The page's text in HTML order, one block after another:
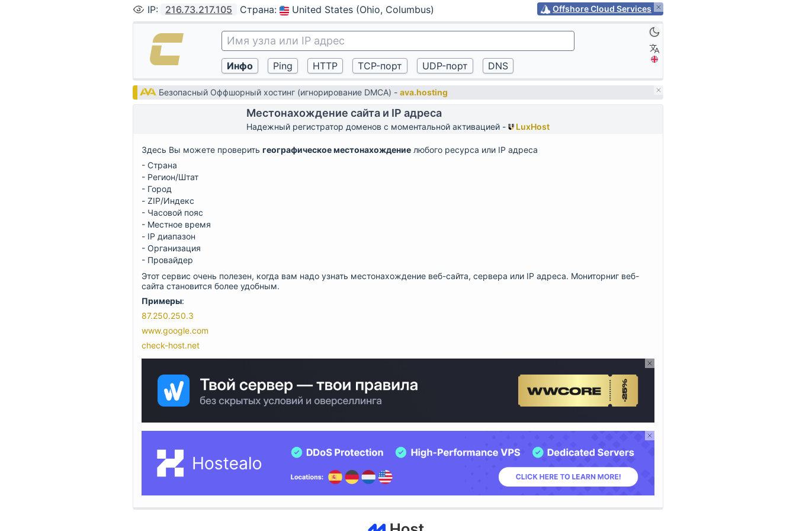
IP: 216.73.217.105 Страна: United States (Ohio, Columbus) Offshore Cloud Services
Безопасный Оффшорный хостинг (игнорирование DMCA) -ava.hosting
Местонахождение сайта и IP адреса
Надежный регистратор доменов с моментальной активацией - LuxHost
Здесь Вы можете проверить географическое местонахождение любого ресурса или IP адреса
- Страна
- Регион/Штат
- Город
- ZIP/Индекс
- Часовой пояс
- Местное время
- IP диапазон
- Организация
- Провайдер
Этот сервис очень полезен, когда вам надо узнать местонахождение веб-сайта, сервера или IP адреса. Мониторниг веб-
сайта становится более удобным.
Примеры:
87.250.250.3
www.google.com
check-host.net